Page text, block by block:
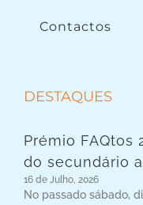
Contactos
DESTAQUES
Prémio FAQtos
do secundário
16 de Julho, 2026
No passado sábado,